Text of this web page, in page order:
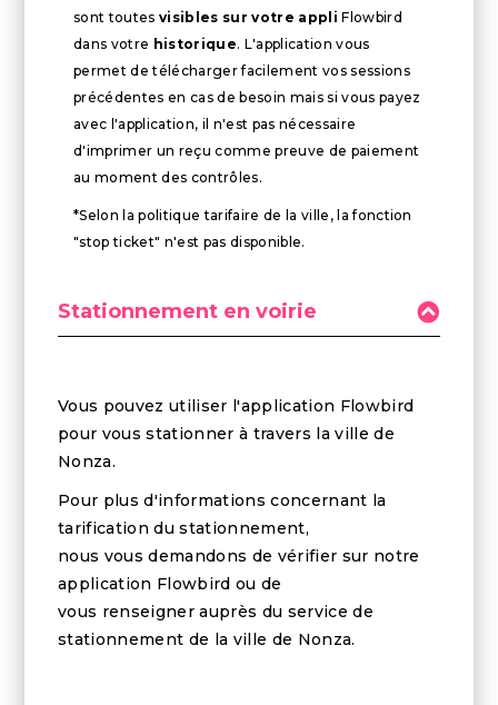
sont toutes visibles sur votre appli Flowbird
dans votre historique. L'application vous
permet de télécharger facilement vos sessions
précédentes en cas de besoin mais si vous payez
avec l'application, il n'est pas nécessaire
d'imprimer un reçu comme preuve de paiement
au moment des contrôles.
*Selon la politique tarifaire de la ville, la fonction
"stop ticket" n'est pas disponible.
Stationnement en voirie
Vous pouvez utiliser l'application Flowbird
pour vous stationner à travers la ville de
Nonza.
Pour plus d'informations concernant la
tarification du stationnement,
nous vous demandons de vérifier sur notre
application Flowbird ou de
vous renseigner auprès du service de
stationnement de la ville de Nonza.